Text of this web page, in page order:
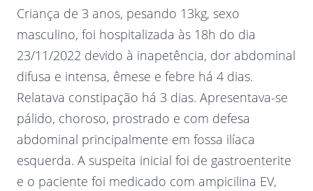
Criança de 3 anos, pesando 13kg, sexo
masculino, foi hospitalizada às 18h do dia
23/11/2022 devido à inapetência, dor abdominal
difusa e intensa, êmese e febre há 4 dias.
Relatava constipação há 3 dias. Apresentava-se
pálido, choroso, prostrado e com defesa
abdominal principalmente em fossa ilíaca
esquerda. A suspeita inicial foi de gastroenterite
e o paciente foi medicado com ampicilina EV,